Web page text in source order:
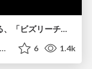
6 1.4k